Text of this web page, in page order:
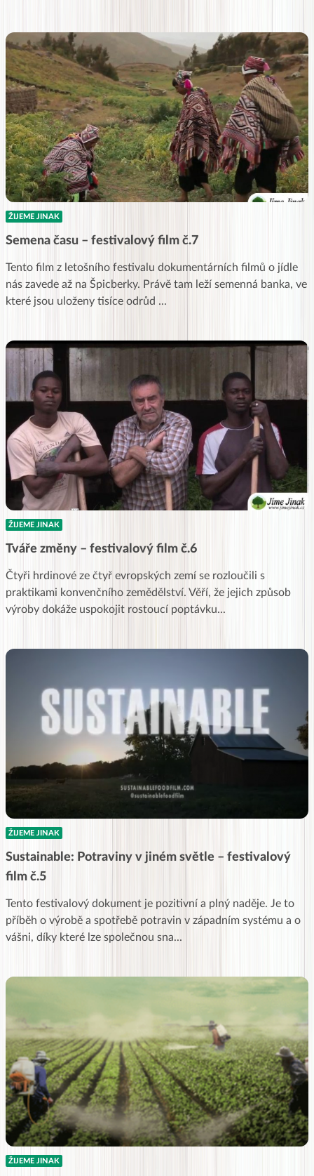
ŽIJEME JINAK
Semena času – festivalový film č.7
Tento film z letošního festivalu dokumentárních filmů o jídle
nás zavede až na Špicberky. Právě tam leží semenná banka, ve
které jsou uloženy tisíce odrůd ...
ŽIJEME JINAK
Tváře změny – festivalový film č.6
Čtyři hrdinové ze čtyř evropských zemí se rozloučili s
praktikami konvenčního zemědělství. Věří, že jejich způsob
výroby dokáže uspokojit rostoucí poptávku...
ŽIJEME JINAK
Sustainable: Potraviny v jiném světle – festivalový
film č.5
Tento festivalový dokument je pozitivní a plný naděje. Je to
příběh o výrobě a spotřebě potravin v západním systému a o
vášni, díky které lze společnou sna...
ŽIJEME JINAK